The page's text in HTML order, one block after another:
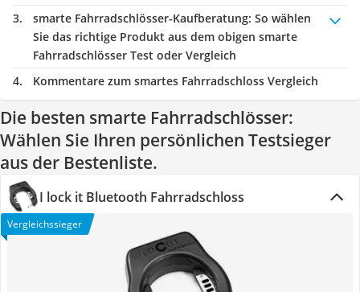
smarte Fahrradschlösser-Kaufberatung: So wählen
Sie das richtige Produkt aus dem obigen smarte
Fahrradschlösser Test oder Vergleich
Kommentare zum smartes Fahrradschloss Vergleich
Die besten smarte Fahrradschlösser:
Wählen Sie Ihren persönlichen Testsieger
aus der Bestenliste.
I lock it Bluetooth Fahrradschloss
Vergleichssieger